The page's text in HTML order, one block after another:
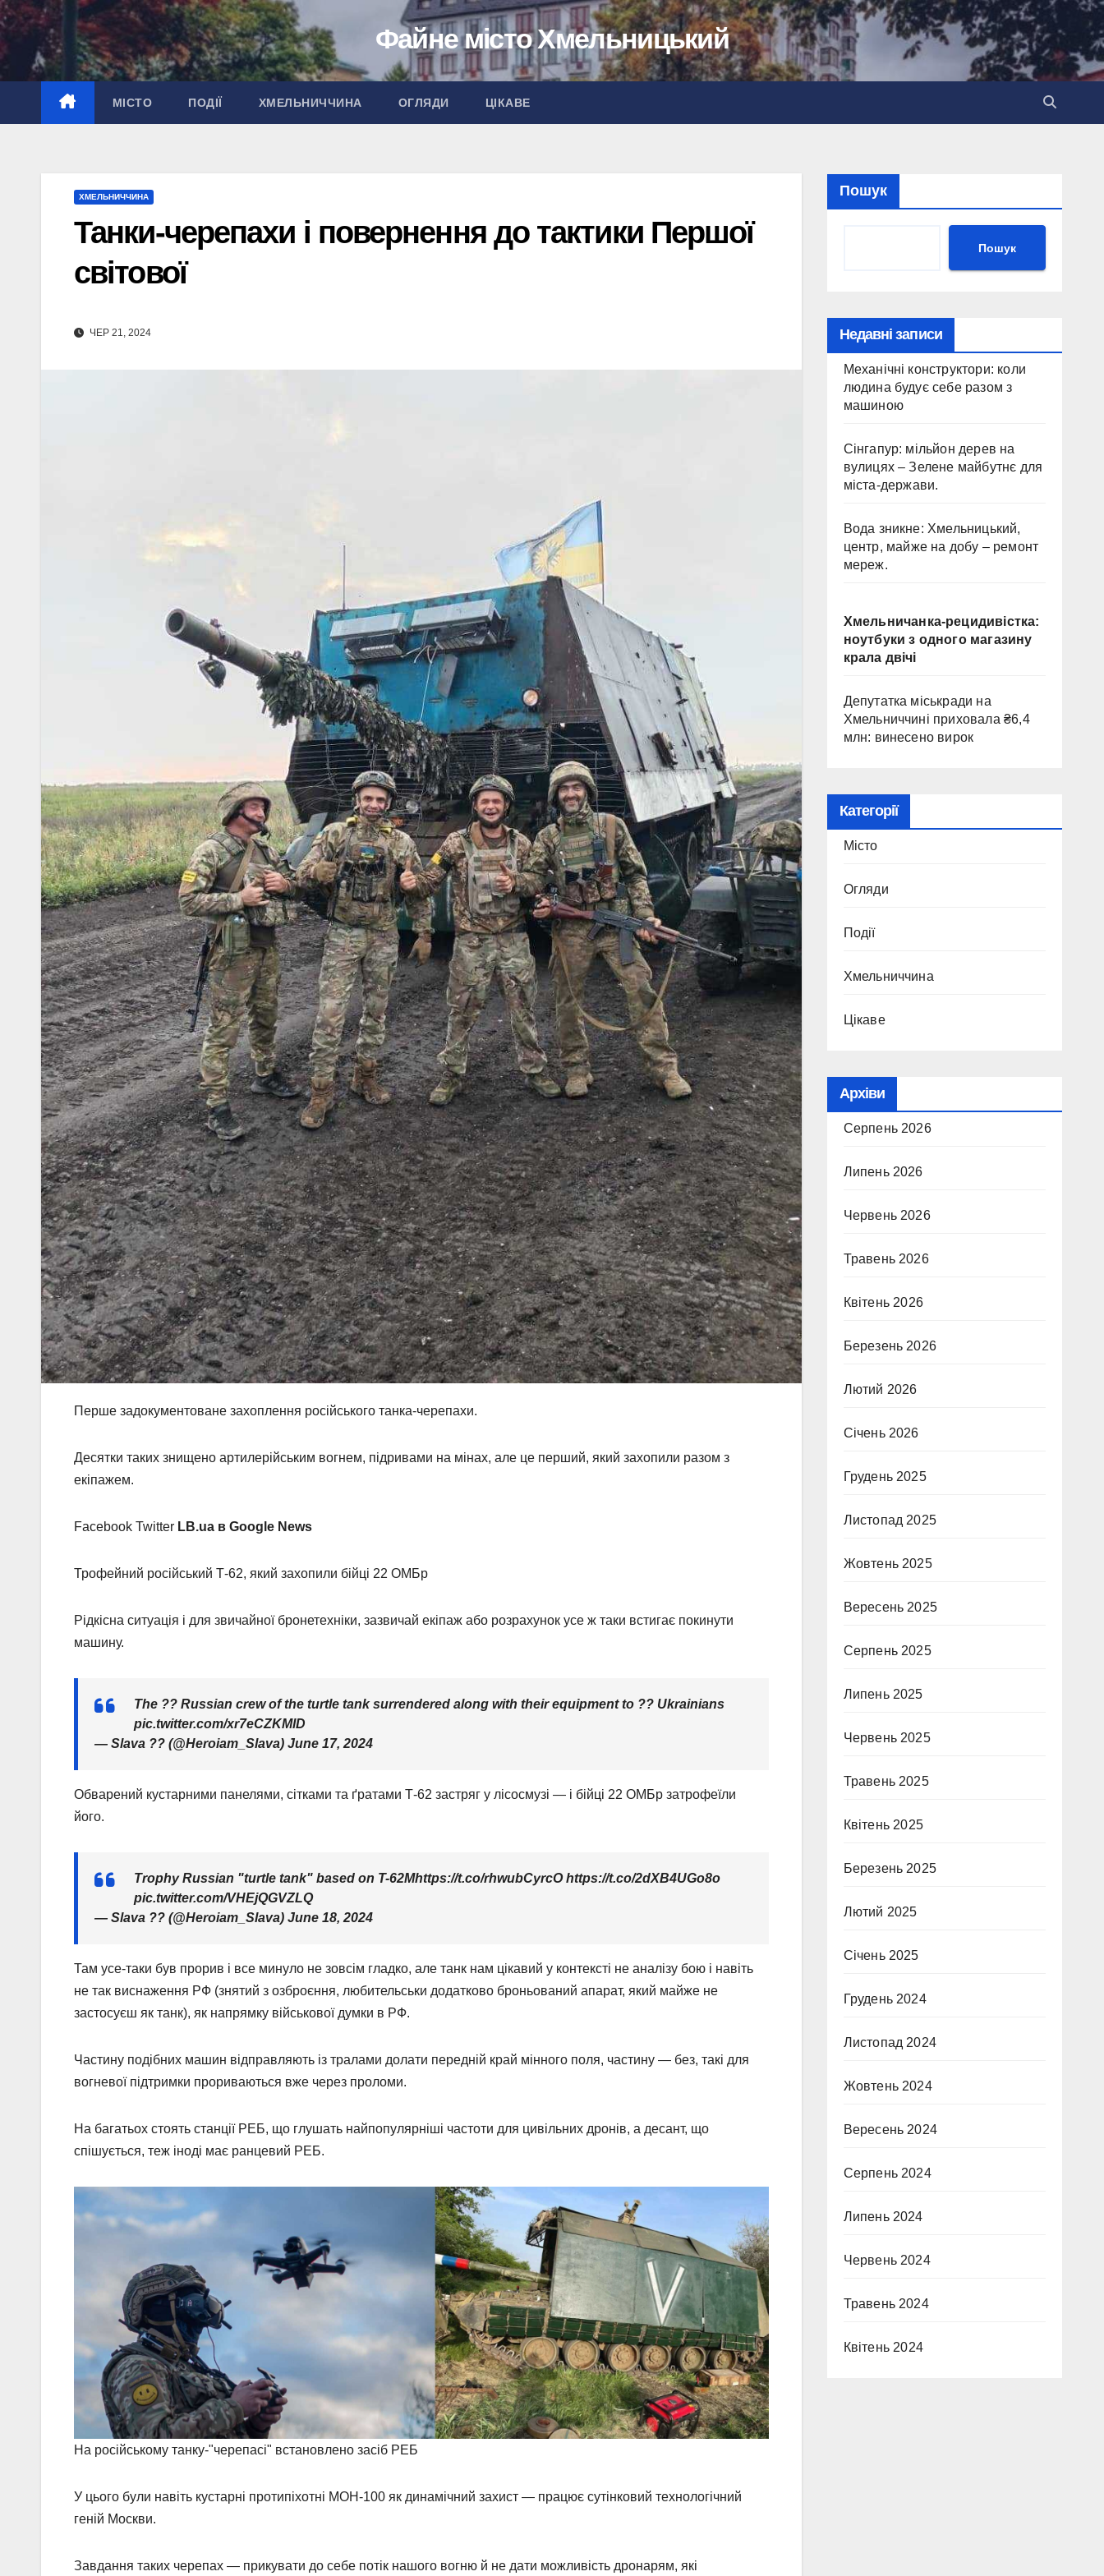
Перейти
вмісту
Файне місто Хмельницький
МІСТО ПОДІЇ ХМЕЛЬНИЧЧИНА ОГЛЯДИ ЦІКАВЕ
ХМЕЛЬНИЧЧИНА
Танки-черепахи і повернення до тактики Першої
світової
ЧЕР 21, 2024
Перше задокументоване захоплення російського танка-черепахи.
Десятки таких знищено артилерійським вогнем, підривами на мінах, але це перший, який захопили разом з
екіпажем.
Facebook Twitter LB.ua в Google News
Трофейний російський Т-62, який захопили бійці 22 ОМБр
Рідкісна ситуація і для звичайної бронетехніки, зазвичай екіпаж або розрахунок усе ж таки встигає покинути
машину.
The ?? Russian crew of the turtle tank surrendered along with their equipment to ?? Ukrainians
pic.twitter.com/xr7eCZKMlD
— Slava ?? (@Heroiam_Slava) June 17, 2024
Обварений кустарними панелями, сітками та ґратами Т-62 застряг у лісосмузі — і бійці 22 ОМБр затрофеїли
його.
Trophy Russian "turtle tank" based on T-62Mhttps://t.co/rhwubCyrcO https://t.co/2dXB4UGo8o
pic.twitter.com/VHEjQGVZLQ
— Slava ?? (@Heroiam_Slava) June 18, 2024
Там усе-таки був прорив і все минуло не зовсім гладко, але танк нам цікавий у контексті не аналізу бою і навіть
не так виснаження РФ (знятий з озброєння, любительськи додатково броньований апарат, який майже не
застосуєш як танк), як напрямку військової думки в РФ.
Частину подібних машин відправляють із тралами долати передній край мінного поля, частину — без, такі для
вогневої підтримки прориваються вже через проломи.
На багатьох стоять станції РЕБ, що глушать найпопулярніші частоти для цивільних дронів, а десант, що
спішується, теж іноді має ранцевий РЕБ.
На російському танку-"черепасі" встановлено засіб РЕБ
У цього були навіть кустарні протипіхотні МОН-100 як динамічний захист — працює сутінковий технологічний
геній Москви.
Завдання таких черепах — прикувати до себе потік нашого вогню й не дати можливість дронарям, які
Пошук
Пошук
Недавні записи
Механічні конструктори: коли
людина будує себе разом з
машиною
Сінгапур: мільйон дерев на
вулицях – Зелене майбутнє для
міста-держави.
Вода зникне: Хмельницький,
центр, майже на добу – ремонт
мереж.
Хмельничанка-рецидивістка:
ноутбуки з одного магазину
крала двічі
Депутатка міськради на
Хмельниччині приховала ₴6,4
млн: винесено вирок
Категорії
Місто
Огляди
Події
Хмельниччина
Цікаве
Архіви
Серпень 2026
Липень 2026
Червень 2026
Травень 2026
Квітень 2026
Березень 2026
Лютий 2026
Січень 2026
Грудень 2025
Листопад 2025
Жовтень 2025
Вересень 2025
Серпень 2025
Липень 2025
Червень 2025
Травень 2025
Квітень 2025
Березень 2025
Лютий 2025
Січень 2025
Грудень 2024
Листопад 2024
Жовтень 2024
Вересень 2024
Серпень 2024
Липень 2024
Червень 2024
Травень 2024
Квітень 2024